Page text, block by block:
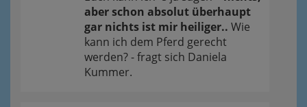
aber schon absolut überhaupt
gar nichts ist mir heiliger.. Wie
kann ich dem Pferd gerecht
werden? - fragt sich Daniela
Kummer.